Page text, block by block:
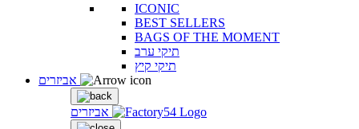
ICONIC
BEST SELLERS
BAGS OF THE MOMENT
תיקי ערב
תיקי קיץ
אביזרים